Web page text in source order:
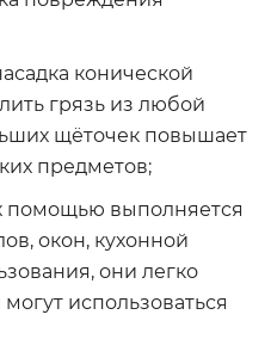
конической
грязь из любой
щёточек повышает
предметов;
помощью выполняется
окон, кухонной
они легко
использоваться